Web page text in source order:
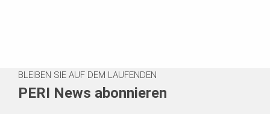
BLEIBEN SIE AUF DEM LAUFENDEN
PERI News abonnieren